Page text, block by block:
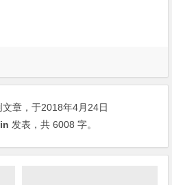
文章，于2018年4月24日
发表，共 6008 字。